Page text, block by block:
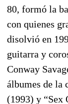
80, formó la
con quienes
disolvió en
guitarra y
Conway
álbumes de la
(1993) y “Sex